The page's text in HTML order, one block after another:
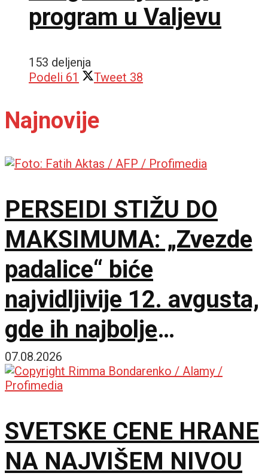
program u Valjevu
153 deljenja
Podeli 61 Tweet 38
Najnovije
PERSEIDI STIŽU DO
MAKSIMUMA: „Zvezde
padalice“ biće
najvidljivije 12. avgusta,
gde ih najbolje
posmatrati
07.08.2026
SVETSKE CENE HRANE
NA NAJVIŠEM NIVOU